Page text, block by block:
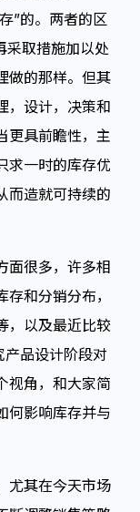
”的。两者的区
采取措施加以处
做的那样。但其
，设计，决策和
更具前瞻性，主
求一时的库存优
而造就可持续的
面很多，许多相
和分销分布，
，以及最近比较
品设计阶段对
视角，和大家简
何影响库存并与
尤其在今天市场